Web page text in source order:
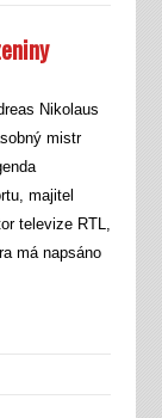
Nikolaus
mistr
majitel
televize RTL,
má napsáno